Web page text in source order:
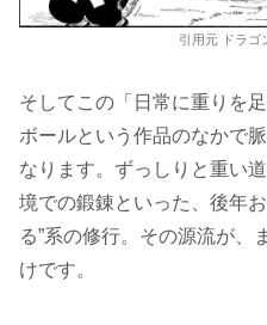
引用元 ドラゴ
そしてこの「日常に重りを
ボールという作品のなかで
なります。ずっしりと重い
境での鍛錬といった、後年
る”系の修行。その源流が、
けです。